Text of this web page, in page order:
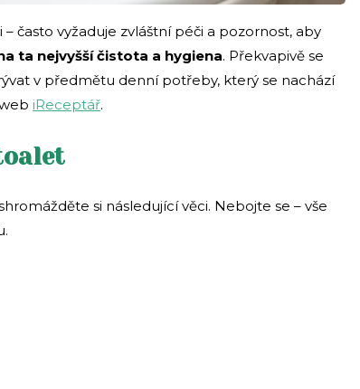
často vyžaduje zvláštní péči a pozornost, aby
ta nejvyšší čistota a hygiena. Překvapivě se
v předmětu denní potřeby, který se nachází
iReceptář.
si následující věci. Nebojte se – vše